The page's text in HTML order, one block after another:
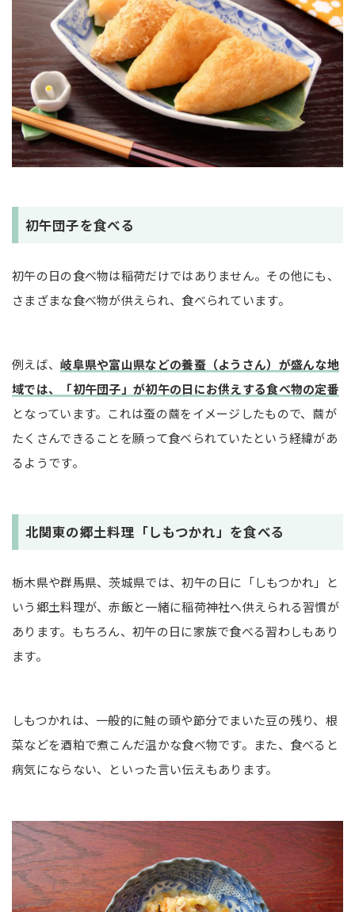
初午団子を食べる
初午の日の食べ物は稲荷だけではありません。その他にも、
さまざまな食べ物が供えられ、食べられています。
例えば、岐阜県や富山県などの養蚕（ようさん）が盛んな地
域では、「初午団子」が初午の日にお供えする食べ物の定番
となっています。これは蚕の繭をイメージしたもので、繭が
たくさんできることを願って食べられていたという経緯があ
るようです。
北関東の郷土料理「しもつかれ」を食べる
栃木県や群馬県、茨城県では、初午の日に「しもつかれ」と
いう郷土料理が、赤飯と一緒に稲荷神社へ供えられる習慣が
あります。もちろん、初午の日に家族で食べる習わしもあり
ます。
しもつかれは、一般的に鮭の頭や節分でまいた豆の残り、根
菜などを酒粕で煮こんだ温かな食べ物です。また、食べると
病気にならない、といった言い伝えもあります。